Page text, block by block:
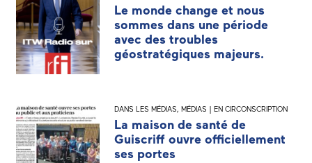
Le monde change et nous
sommes dans une période
avec des troubles
géostratégiques majeurs.
DANS LES MÉDIAS, MÉDIAS | EN CIRCONSCRIPTION
La maison de santé de
Guiscriff ouvre officiellement
ses portes